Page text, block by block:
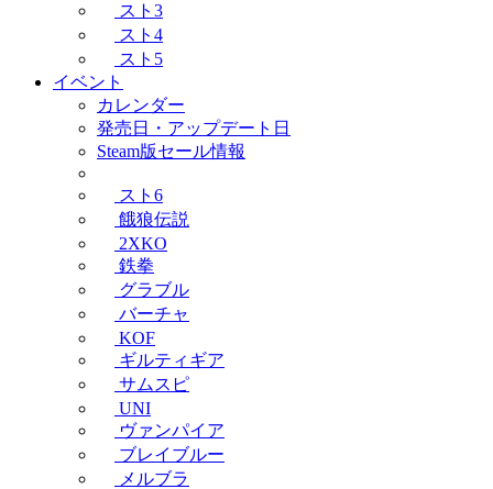
スト3
スト4
スト5
イベント
カレンダー
発売日・アップデート日
Steam版セール情報
スト6
餓狼伝説
2XKO
鉄拳
グラブル
バーチャ
KOF
ギルティギア
サムスピ
UNI
ヴァンパイア
ブレイブルー
メルブラ